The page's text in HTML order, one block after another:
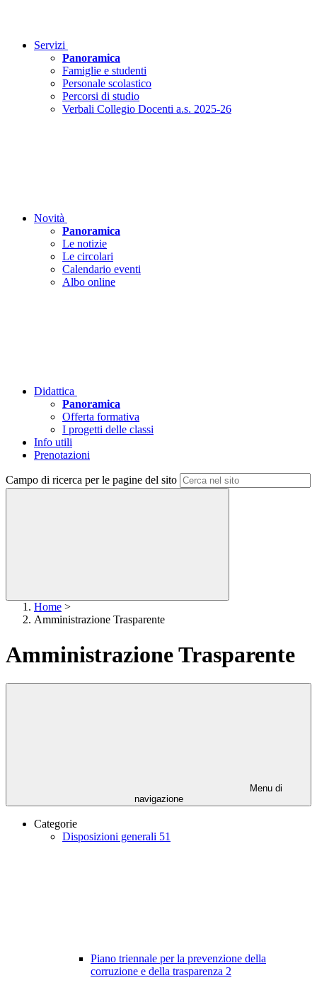
Servizi
Panoramica
Famiglie e studenti
Personale scolastico
Percorsi di studio
Verbali Collegio Docenti a.s. 2025-26
Novità
Panoramica
Le notizie
Le circolari
Calendario eventi
Albo online
Didattica
Panoramica
Offerta formativa
I progetti delle classi
Info utili
Prenotazioni
Campo di ricerca per le pagine del sito
Home >
Amministrazione Trasparente
Amministrazione Trasparente
Menu di
navigazione
Categorie
Disposizioni generali 51
Piano triennale per la prevenzione della
corruzione e della trasparenza 2